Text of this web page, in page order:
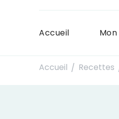
Accueil
Accueil / Recettes